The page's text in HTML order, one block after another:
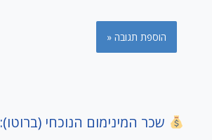
שכר המינימום הנוכחי (ברוטו):